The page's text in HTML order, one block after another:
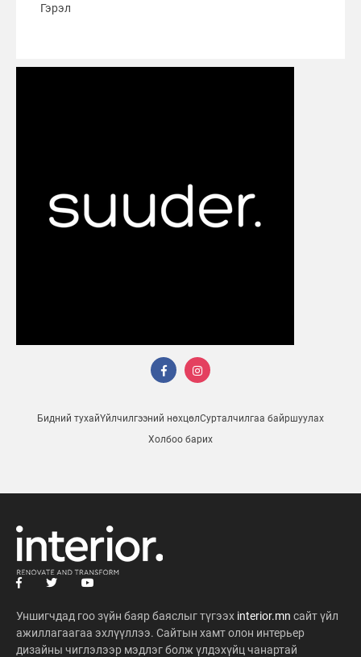
Гэрэл
Бидний тухайҮйлчилгээний нөхцөлСурталчилгаа байршуулах
Холбоо барих
Уншигчдад гоо зүйн баяр баяслыг түгээх interior.mn сайт үйл
ажиллагаагаа эхлүүллээ. Сайтын хамт олон интерьер
дизайны чиглэлээр мэдлэг болж үлдэхүйц чанартай